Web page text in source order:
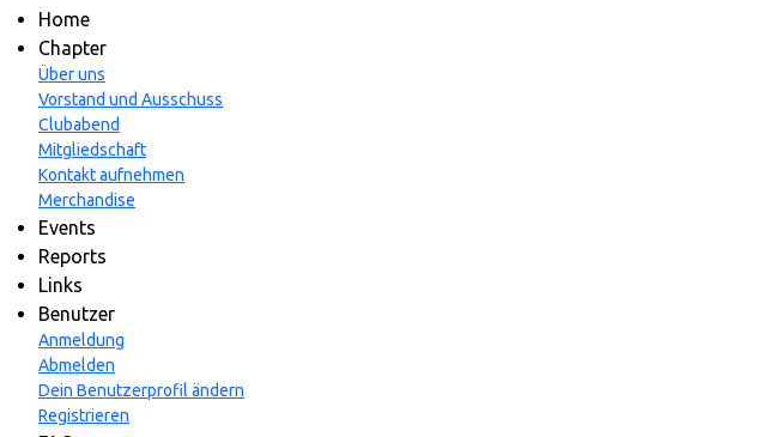
Home
Chapter
Über uns
Vorstand und Ausschuss
Clubabend
Mitgliedschaft
Kontakt aufnehmen
Merchandise
Events
Reports
Links
Benutzer
Anmeldung
Abmelden
Dein Benutzerprofil ändern
Registrieren